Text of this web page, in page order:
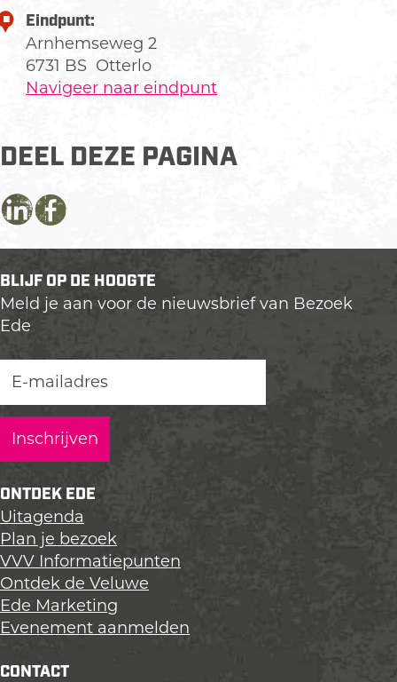
Eindpunt:
Arnhemseweg 2
6731 BS Otterlo
Navigeer naar eindpunt
DEEL DEZE PAGINA
D
l
d
e
e
a
g
i
n
a
o
p
L
i
n
k
e
D
l
d
e
a
g
i
n
o
p
F
a
c
e
b
l
d
e
a
g
i
n
o
p
X
BLIJF OP DE HOOGTE
Meld je aan voor de nieuwsbrief van Bezoek
Ede
ONTDEK EDE
Uitagenda
Plan je bezoek
VVV Informatiepunten
Ontdek de Veluwe
Ede Marketing
Evenement aanmelden
CONTACT